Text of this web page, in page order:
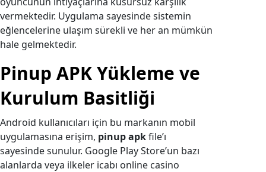
vermektedir. Uygulama sayesinde sistemin
eğlencelerine ulaşım sürekli ve her an mümkün
hale gelmektedir.
Pinup APK Yükleme ve
Kurulum Basitliği
Android kullanıcıları için bu markanın mobil
uygulamasına erişim, pinup apkfile’ı
sayesinde sunulur. Google Play Store’un bazı
alanlarda veya ilkeler icabı online casino